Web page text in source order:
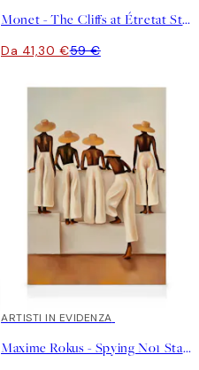
Monet - The Cliffs at Étretat Stampa su Tela
Da 41,30 €59 €
30%*
ARTISTI IN EVIDENZA
Maxime Rokus - Spying No1 Stampa su Tela